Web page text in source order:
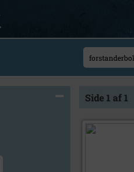
Side 1 af 1